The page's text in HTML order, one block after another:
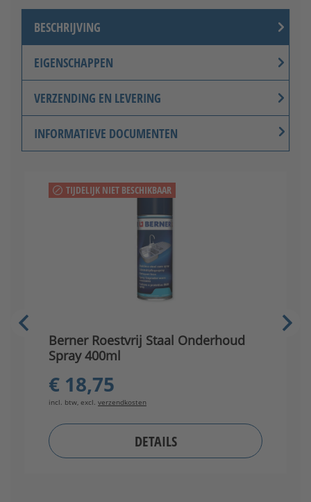
BESCHRIJVING
EIGENSCHAPPEN
VERZENDING EN LEVERING
INFORMATIEVE DOCUMENTEN
TIJDELIJK NIET BESCHIKBAAR
Berner Roestvrij Staal Onderhoud
Spray 400ml
€ 18,75
incl. btw, excl. verzendkosten
DETAILS